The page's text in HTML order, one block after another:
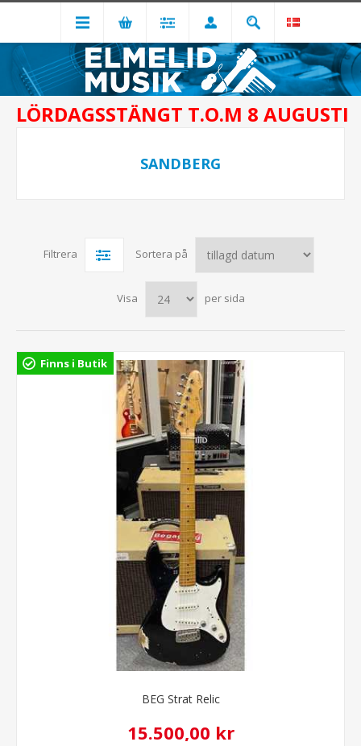
LÖRDAGSSTÄNGT T.O.M 8 AUGUSTI
SANDBERG
Filtrera Sortera på
Visa per sida
Finns i Butik
BEG Strat Relic
15.500,00 kr